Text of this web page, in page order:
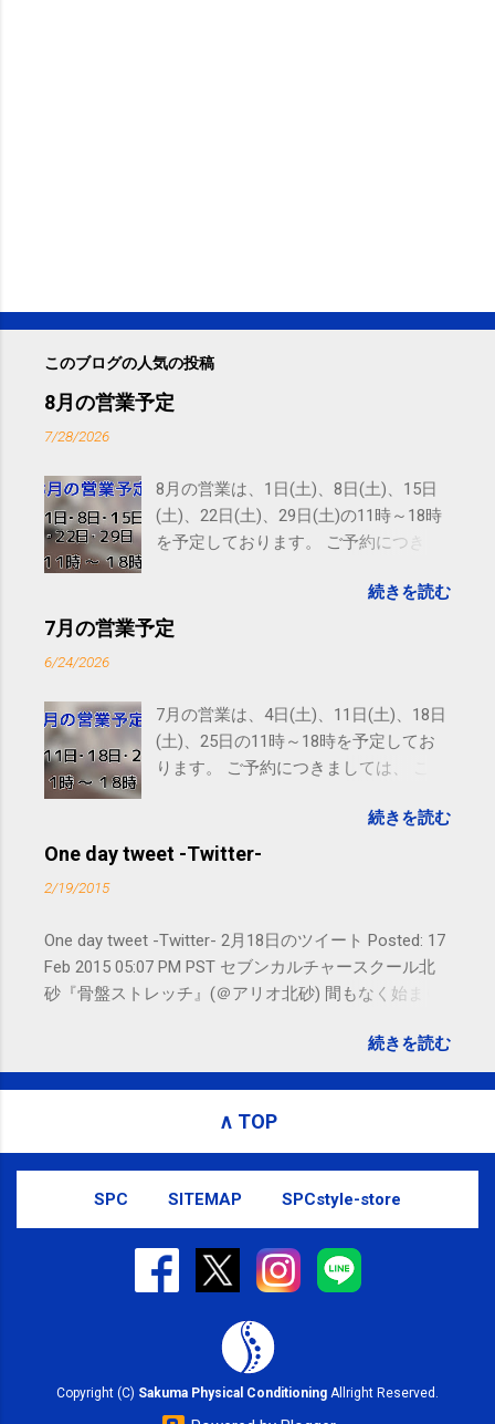
このブログの人気の投稿
8月の営業予定
7/28/2026
8月の営業は、1日(土)、8日(土)、15日
(土)、22日(土)、29日(土)の11時～18時
を予定しております。 ご予約につきま
す。 電話に出られないことがあります
ので、ご予約、お問い合わせは
続きを読む
7月の営業予定
6/24/2026
7月の営業は、4日(土)、11日(土)、18日
(土)、25日の11時～18時を予定してお
ります。 ご予約につきましては、 こち
れないことがありますので、ご予約、
お問い合わせはSMS（ショートメッセ
続きを読む
One day tweet -Twitter-
2/19/2015
One day tweet -Twitter- 2月18日のツイート Posted: 17
Feb 2015 05:07 PM PST セブンカルチャースクール北
砂『骨盤ストレッチ』(＠アリオ北砂) 間もなく始まり
subscribed to email updates from サクマフィジカルコ
ンディショニング(@SPCstyle) - Twilog To stop
Email delivery powered by Google Google Inc., 1600
Amphitheatre Parkway, Mountain View, CA 94043,
続きを読む
∧ TOP
SPC SITEMAP SPCstyle-store
Copyright (C) Sakuma Physical Conditioning Allright Reserved.